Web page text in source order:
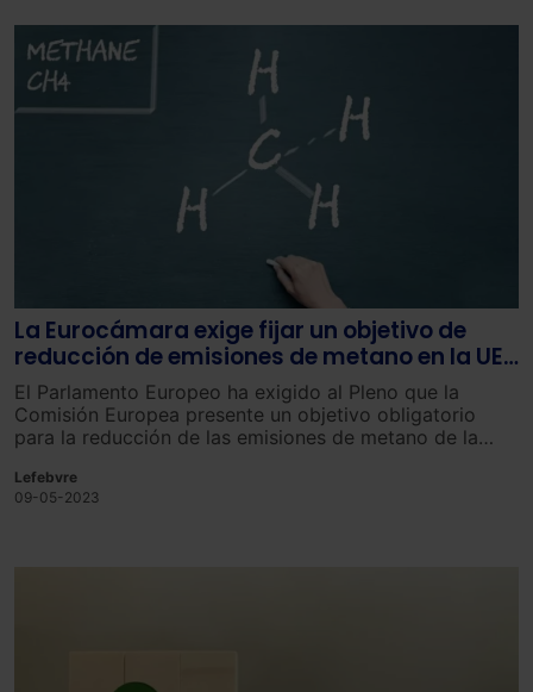
La Eurocámara exige fijar un objetivo de
reducción de emisiones de metano en la UE
para el año 2025
El Parlamento Europeo ha exigido al Pleno que la
Comisión Europea presente un objetivo obligatorio
para la reducción de las emisiones de metano de la
como punto de partida, para fines de 2025.
Lefebvre
09-05-2023